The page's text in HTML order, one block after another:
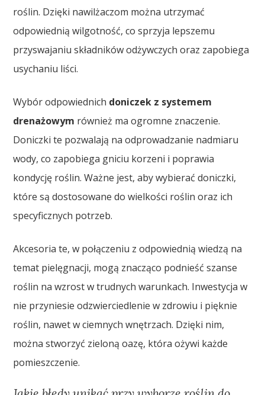
roślin. Dzięki nawilżaczom można utrzymać
odpowiednią wilgotność, co sprzyja lepszemu
przyswajaniu składników odżywczych oraz zapobiega
usychaniu liści.
Wybór odpowiednich doniczek z systemem
drenażowym również ma ogromne znaczenie.
Doniczki te pozwalają na odprowadzanie nadmiaru
wody, co zapobiega gniciu korzeni i poprawia
kondycję roślin. Ważne jest, aby wybierać doniczki,
które są dostosowane do wielkości roślin oraz ich
specyficznych potrzeb.
Akcesoria te, w połączeniu z odpowiednią wiedzą na
temat pielęgnacji, mogą znacząco podnieść szanse
roślin na wzrost w trudnych warunkach. Inwestycja w
nie przyniesie odzwierciedlenie w zdrowiu i pięknie
roślin, nawet w ciemnych wnętrzach. Dzięki nim,
można stworzyć zieloną oazę, która ożywi każde
pomieszczenie.